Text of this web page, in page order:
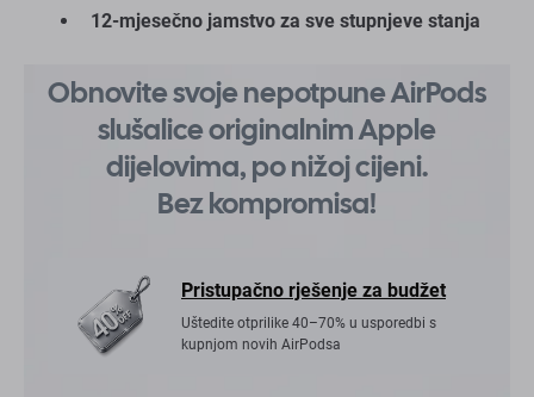
12-mjesečno jamstvo za sve stupnjeve stanja
Obnovite svoje nepotpune AirPods
slušalice originalnim Apple
dijelovima, po nižoj cijeni.
Bez kompromisa!
Pristupačno rješenje za budžet
Uštedite otprilike 40–70% u usporedbi s
kupnjom novih AirPodsa